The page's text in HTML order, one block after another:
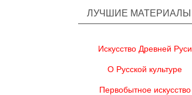
ЛУЧШИЕ МАТЕРИАЛЫ
Искусство Древней Руси
О Русской культуре
Первобытное искусство